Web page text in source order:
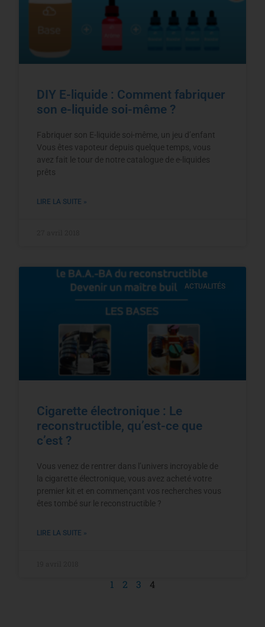
DIY E-liquide : Comment fabriquer
son e-liquide soi-même ?
Fabriquer son E-liquide soi-même, un jeu d’enfant
Vous êtes vapoteur depuis quelque temps, vous
avez fait le tour de notre catalogue de e-liquides
prêts
LIRE LA SUITE »
ACTUALITÉS
Cigarette électronique : Le
reconstructible, qu’est-ce que
c’est ?
Vous venez de rentrer dans l’univers incroyable de
la cigarette électronique, vous avez acheté votre
premier kit et en commençant vos recherches vous
êtes tombé sur le reconstructible ?
LIRE LA SUITE »
1 2 3 4